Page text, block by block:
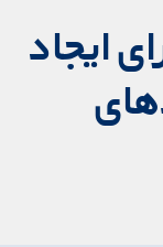
ایجاد